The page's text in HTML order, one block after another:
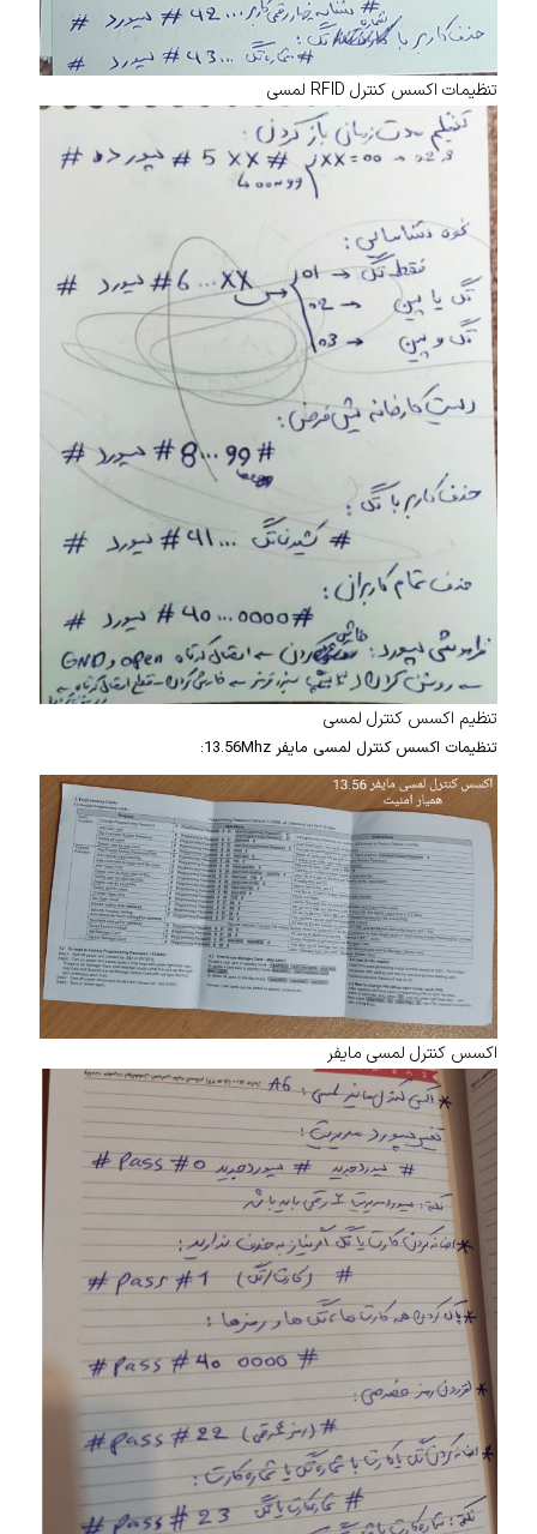
تنظیمات اکسس کنترل RFID لمسی
تنظیم اکسس کنترل لمسی
تنظیمات اکسس کنترل لمسی مایفر 13.56Mhz:
اکسس کنترل لمسی مایفر